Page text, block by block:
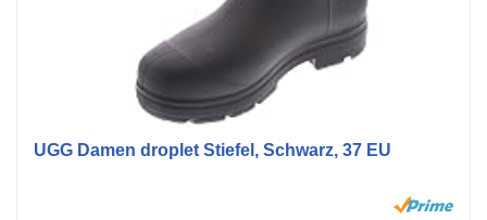
UGG Damen droplet Stiefel, Schwarz, 37 EU